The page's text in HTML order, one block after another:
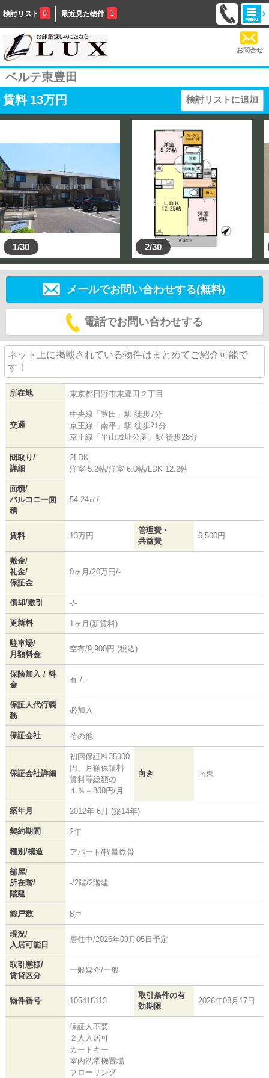
検討リスト 0 最近見た物件 1
お問合せ
ベルテ東豊田
賃料 13万円 検討リストに追加
1/30 2/30
メールでお問い合わせする(無料)
電話でお問い合わせする
ネット上に掲載されている物件はまとめてご紹介可能で
す！
所在地 東京都日野市東豊田 ２丁目
交通
中央線 「豊田 」駅 徒歩7分
京王線 「南平 」駅 徒歩21分
京王線 「平山城址公園 」駅 徒歩28分
間取り/
詳細
2LDK
洋室 5.2帖/洋室 6.0帖/LDK 12.2帖
面積/
バルコニー面
積
54.24㎡/-
賃料 13万円
管理費・
共益費
6,500円
敷金/
礼金/
保証金
0ヶ月/20万円/-
償却/敷引 -/-
更新料 1ヶ月(新賃料)
駐車場/
月額料金
空有/9,900円 (税込)
保険加入 / 料
金
有 / -
保証人代行義
務
必加入
保証会社 その他
保証会社詳細
初回保証料35000
円、月額保証料
賃料等総額の
１％＋800円/月
向き 南東
築年月 2012年 6月 (築14年)
契約期間 2年
種別/構造 アパート/軽量鉄骨
部屋/
所在階/
階建
-/2階/2階建
総戸数 8戸
現況/
入居可能日
居住中/2026年09月05日予定
取引態様/
賃貸区分
一般媒介/一般
物件番号 105418113
取引条件の有
効期限
2026年08月17日
保証人不要
２人入居可
カードキー
室内洗濯機置場
フローリング